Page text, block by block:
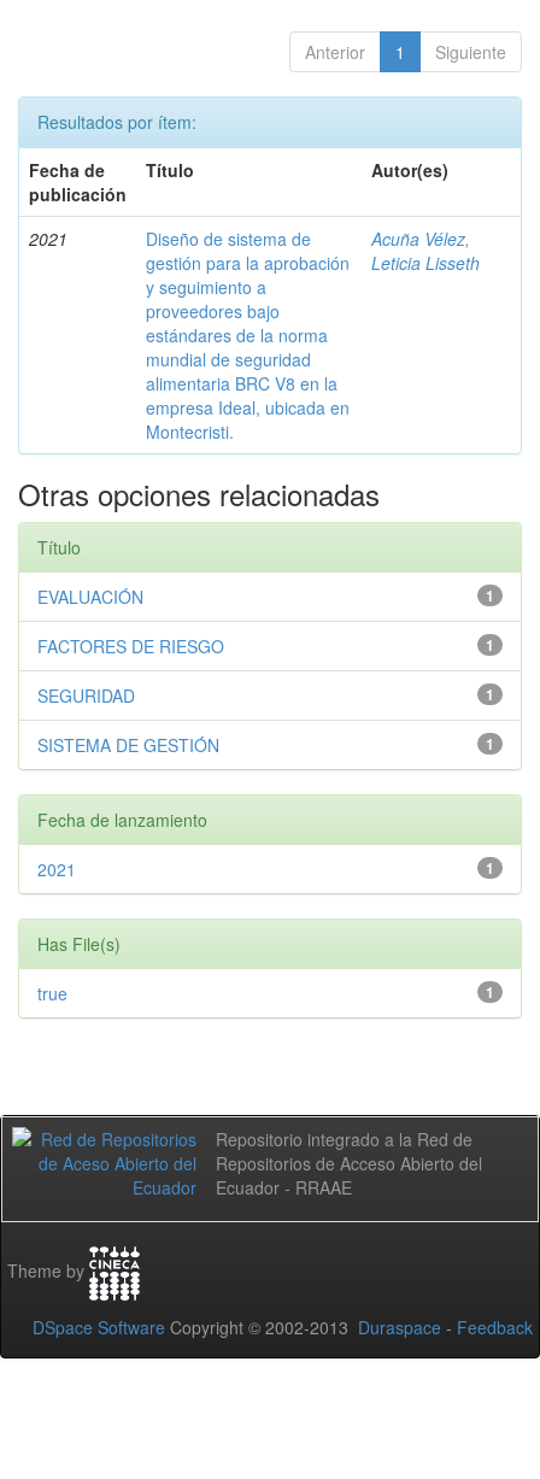
Anterior 1 Siguiente
Resultados por ítem:
Fecha de
publicación
Título Autor(es)
2021
Diseño de sistema de
gestión para la aprobación
y seguimiento a
proveedores bajo
estándares de la norma
mundial de seguridad
alimentaria BRC V8 en la
empresa Ideal, ubicada en
Montecristi.
Acuña Vélez,
Leticia Lisseth
Otras opciones relacionadas
Título
1
EVALUACIÓN
1
FACTORES DE RIESGO
1
SEGURIDAD
1
SISTEMA DE GESTIÓN
Fecha de lanzamiento
1
2021
Has File(s)
1
true
Repositorio integrado a la Red de
Repositorios de Acceso Abierto del
Ecuador - RRAAE
Theme by
DSpace Software Copyright © 2002-2013 Duraspace - Feedback